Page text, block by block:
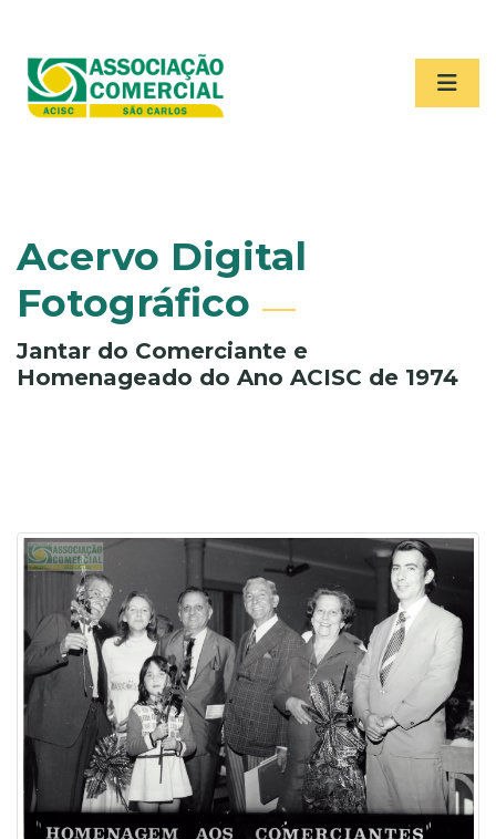
Acervo Digital
Fotográfico
Jantar do Comerciante e
Homenageado do Ano ACISC de 1974